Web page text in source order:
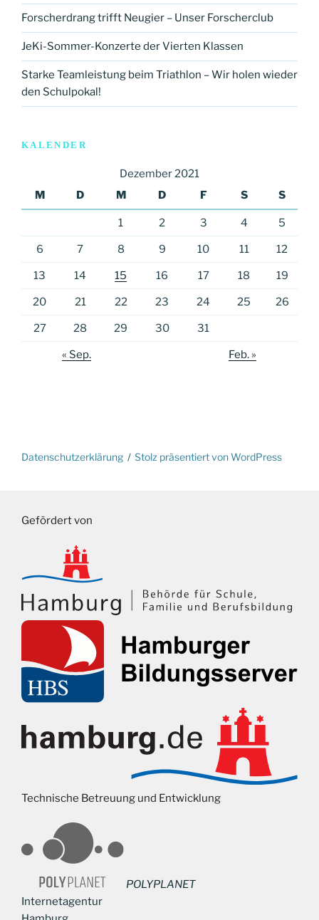
Forscherdrang trifft Neugier – Unser Forscherclub
JeKi-Sommer-Konzerte der Vierten Klassen
Starke Teamleistung beim Triathlon – Wir holen wieder
den Schulpokal!
KALENDER
Dezember 2021
M
D M D F S S
1 2 3 4 5
6 7 8 9 10 11 12
13 14 15 16 17 18 19
20 21 22 23 24 25 26
27 28 29 30 31
« Sep. Feb. »
Datenschutzerklärung Stolz präsentiert von WordPress
Gefördert von
Technische Betreuung und Entwicklung
POLYPLANET
Internetagentur